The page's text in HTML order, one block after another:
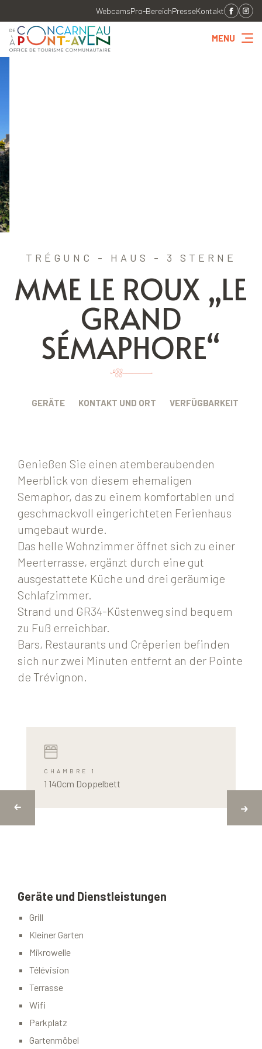
WebcamsPro-BereichPresseKontakt
MENU
TRÉGUNC - HAUS - 3 STERNE
MME LE ROUX „LE
GRAND
SÉMAPHORE“
GERÄTE KONTAKT UND ORT VERFÜGBARKEIT
Genießen Sie einen atemberaubenden
Meerblick von diesem ehemaligen
Semaphor, das zu einem komfortablen und
geschmackvoll eingerichteten Ferienhaus
umgebaut wurde.
Das helle Wohnzimmer öffnet sich zu einer
Meerterrasse, ergänzt durch eine gut
ausgestattete Küche und drei geräumige
Schlafzimmer.
Strand und GR34-Küstenweg sind bequem
zu Fuß erreichbar.
Bars, Restaurants und Crêperien befinden
sich nur zwei Minuten entfernt an der Pointe
de Trévignon.
CHAMBRE 1
1 140cm Doppelbett
Geräte und Dienstleistungen
Grill
Kleiner Garten
Mikrowelle
Télévision
Terrasse
Wifi
Parkplatz
Gartenmöbel